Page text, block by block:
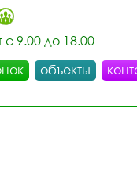
с 9.00 до 18.00
объекты